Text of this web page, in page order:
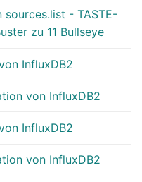
sources.list - TASTE-
zu 11 Bullseye
InfluxDB2
von InfluxDB2
InfluxDB2
von InfluxDB2